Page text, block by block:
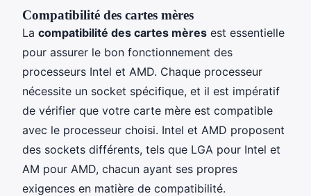
Compatibilité des cartes mères
La compatibilité des cartes mères est essentielle
pour assurer le bon fonctionnement des
processeurs Intel et AMD. Chaque processeur
nécessite un socket spécifique, et il est impératif
de vérifier que votre carte mère est compatible
avec le processeur choisi. Intel et AMD proposent
des sockets différents, tels que LGA pour Intel et
AM pour AMD, chacun ayant ses propres
exigences en matière de compatibilité.